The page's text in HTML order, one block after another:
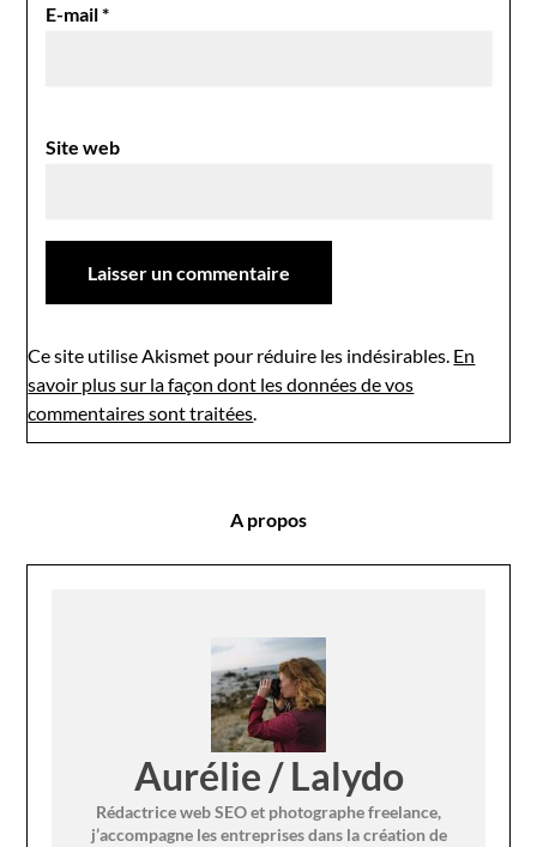
E-mail*
Site web
Ce site utilise Akismet pour réduire les indésirables. En
savoir plus sur la façon dont les données de vos
commentaires sont traitées.
A propos
Aurélie / Lalydo
Rédactrice web SEO et photographe freelance,
j’accompagne les entreprises dans la création de